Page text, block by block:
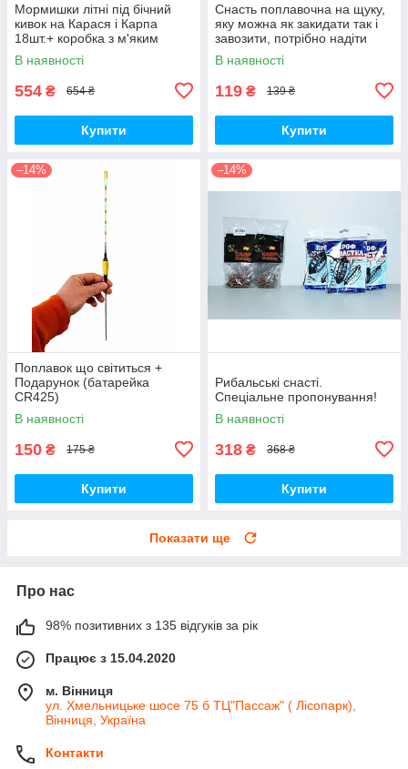
Мормишки літні під бічний
кивок на Карася і Карпа
18шт.+ коробка з м'яким
вкладишем
В наявності
554 ₴ 654 ₴
Купити
Снасть поплавочна на щуку,
яку можна як закидати так і
завозити, потрібно надіти
тільки живця.
В наявності
119 ₴ 139 ₴
Купити
–14%
Поплавок що світиться +
Подарунок (батарейка
CR425)
В наявності
150 ₴ 175 ₴
Купити
–14%
Рибальські снасті.
Спеціальне пропонування!
В наявності
318 ₴ 368 ₴
Купити
Показати ще
Про нас
98% позитивних з 135 відгуків за рік
Працює з 15.04.2020
м. Вінниця
ул. Хмельницьке шосе 75 б ТЦ"Пассаж" ( Лісопарк),
Вінниця, Україна
Контакти